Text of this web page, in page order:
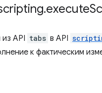
.execute
API tabs в API
к фактическим